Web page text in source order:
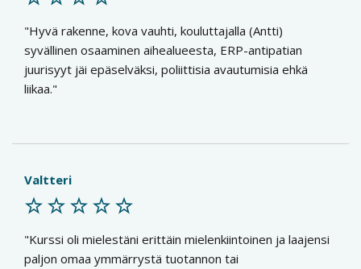
Hyvä rakenne, kova vauhti, kouluttajalla (Antti)
syvällinen osaaminen aihealueesta, ERP-antipatian
juurisyyt jäi epäselväksi, poliittisia avautumisia ehkä
liikaa.
Valtteri
Kurssi oli mielestäni erittäin mielenkiintoinen ja laajensi
paljon omaa ymmärrystä tuotannon tai